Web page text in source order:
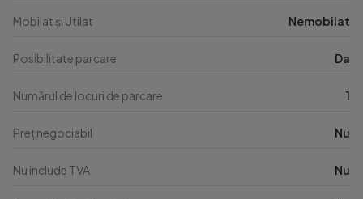
Mobilat și Utilat Nemobilat
Posibilitate parcare Da
Numărul de locuri de parcare 1
Preț negociabil Nu
Nu include TVA Nu